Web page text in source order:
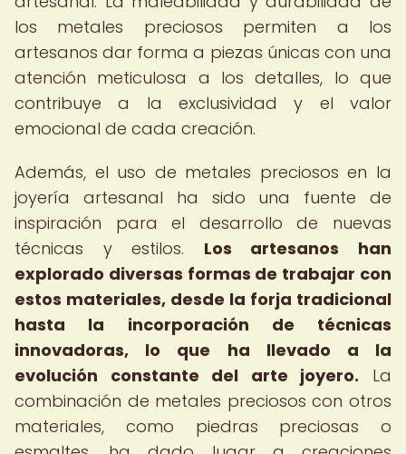
los metales preciosos permiten a los
artesanos dar forma a piezas únicas con una
atención meticulosa a los detalles, lo que
contribuye a la exclusividad y el valor
emocional de cada creación.
Además, el uso de metales preciosos en la
joyería artesanal ha sido una fuente de
inspiración para el desarrollo de nuevas
técnicas y estilos. Los artesanos han
explorado diversas formas de trabajar con
estos materiales, desde la forja tradicional
hasta la incorporación de técnicas
innovadoras, lo que ha llevado a la
evolución constante del arte joyero. La
combinación de metales preciosos con otros
materiales, como piedras preciosas o